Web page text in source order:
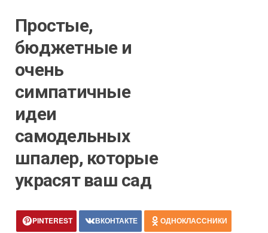
Простые,
бюджетные и
очень
симпатичные
идеи
самодельных
шпалер, которые
украсят ваш сад
PINTEREST ВКОНТАКТЕ ОДНОКЛАССНИКИ